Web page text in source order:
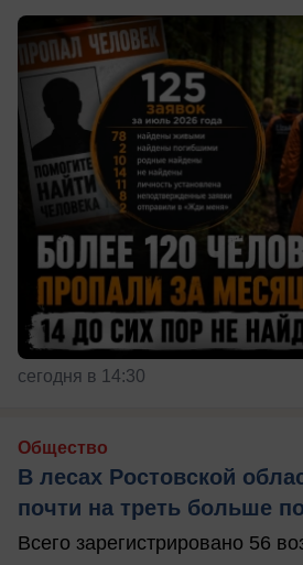
сегодня в 14:30
Общество
В лесах Ростовской
почти на треть больше
Всего зарегистрировано 56